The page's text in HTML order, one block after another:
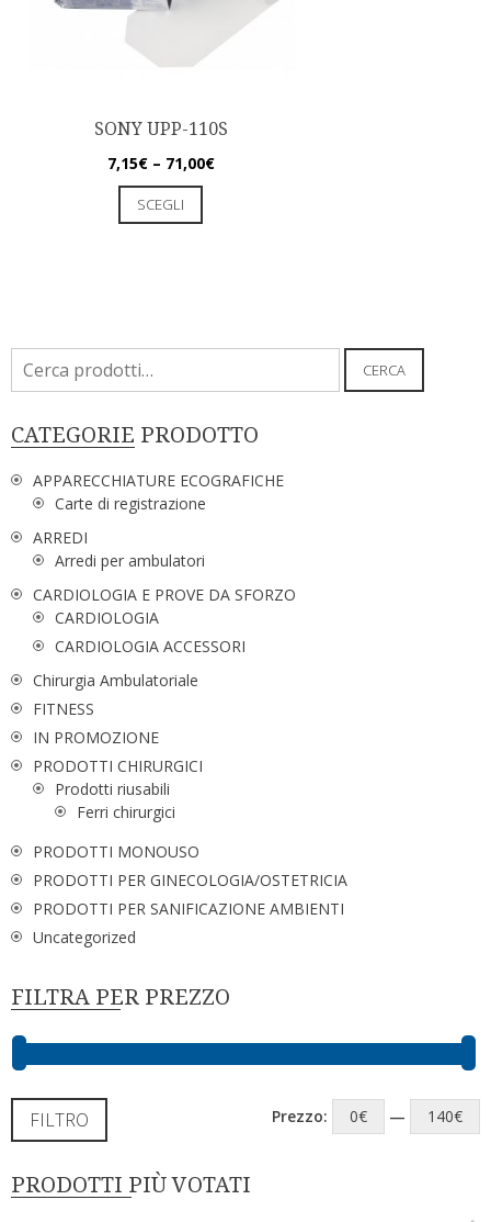
SONY UPP-110S
7,15€– 71,00€
SCEGLI
Cerca: CERCA
CATEGORIE PRODOTTO
APPARECCHIATURE ECOGRAFICHE
Carte di registrazione
ARREDI
Arredi per ambulatori
CARDIOLOGIA E PROVE DA SFORZO
CARDIOLOGIA
CARDIOLOGIA ACCESSORI
Chirurgia Ambulatoriale
FITNESS
IN PROMOZIONE
PRODOTTI CHIRURGICI
Prodotti riusabili
Ferri chirurgici
PRODOTTI MONOUSO
PRODOTTI PER GINECOLOGIA/OSTETRICIA
PRODOTTI PER SANIFICAZIONE AMBIENTI
Uncategorized
FILTRA PER PREZZO
FILTRO Prezzo: 0€ — 140€
PRODOTTI PIÙ VOTATI